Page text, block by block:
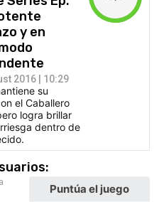
y en
2016 | 10:29
su
el Caballero
logra brillar
dentro de
Puntúa el juego